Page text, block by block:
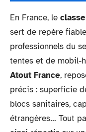
En France, le
sert de repère
professionnels du
tentes et de mobil-
Atout France,
précis : superficie
blocs sanitaires,
étrangères… Tout